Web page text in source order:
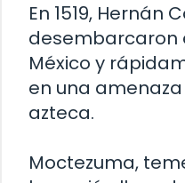
En 1519, Hernán
desembarcaron
México y
en una
azteca.
Moctezuma,